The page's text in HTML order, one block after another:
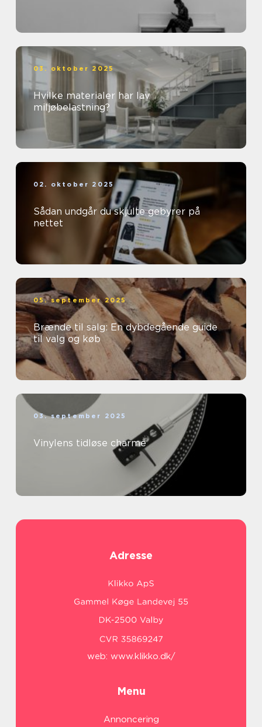
03. oktober 2025
Hvilke materialer har lav
miljøbelastning?
02. oktober 2025
Sådan undgår du skjulte gebyrer på
nettet
05. september 2025
Brænde til salg: En dybdegående guide
til valg og køb
03. september 2025
Vinylens tidløse charme
Adresse
web: www.klikko.dk/
Menu
Annoncering